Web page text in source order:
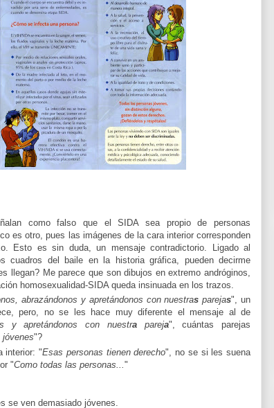
como falso que el SIDA sea propio de personas
es otro, pues las imágenes de la cara interior corresponden
Esto es sin duda, un mensaje contradictorio. Ligado al
cuadros del baile en la historia gráfica, pueden decirme
llegan? Me parece que son dibujos en extremo andróginos,
homosexualidad-SIDA queda insinuada en los trazos.
abrazándonos y apretándonos con nuestras parejas", un
pero, no se les hace muy diferente el mensaje al de
y apretándonos con nuestrapareja", cuántas parejas
jóvenes"?
interior: "Esas personas tienen derecho", no se si les suena
"Como todas las personas... "
se ven demasiado jóvenes.